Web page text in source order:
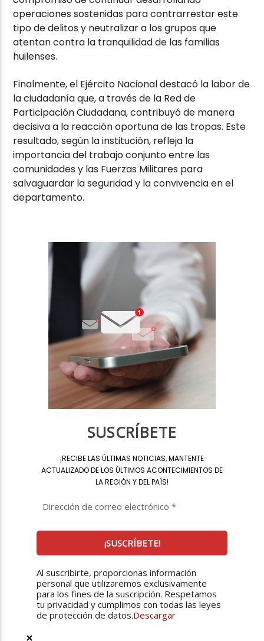
operaciones sostenidas para contrarrestar este
tipo de delitos y neutralizar a los grupos que
atentan contra la tranquilidad de las familias
huilenses.
Finalmente, el Ejército Nacional destacó la labor de
la ciudadanía que, a través de la Red de
Participación Ciudadana, contribuyó de manera
decisiva a la reacción oportuna de las tropas. Este
resultado, según la institución, refleja la
importancia del trabajo conjunto entre las
comunidades y las Fuerzas Militares para
salvaguardar la seguridad y la convivencia en el
departamento.
SUSCRÍBETE
¡RECIBE LAS ÚLTIMAS NOTICIAS, MANTENTE
ACTUALIZADO DE LOS ÚLTIMOS ACONTECIMIENTOS DE
LA REGIÓN Y DEL PAÍS!
Al suscribirte, proporcionas información
personal que utilizaremos exclusivamente
para los fines de la suscripción. Respetamos
tu privacidad y cumplimos con todas las leyes
de protección de datos.Descargar